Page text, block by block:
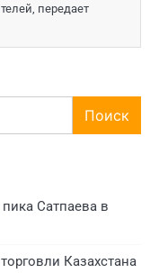
передает
Поиск
Сатпаева в
Казахстана